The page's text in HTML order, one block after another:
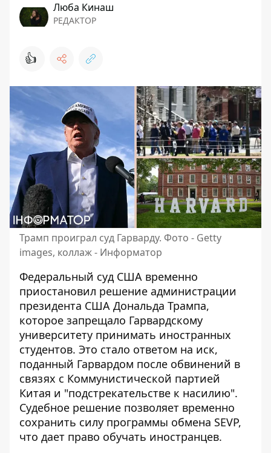
Люба Кинаш
РЕДАКТОР
👍
Трамп проиграл суд Гарварду. Фото - Getty
images, коллаж - Информатор
Федеральный суд США временно
приостановил решение администрации
президента США Дональда Трампа,
которое запрещало Гарвардскому
университету принимать иностранных
студентов. Это стало ответом на иск,
поданный Гарвардом после обвинений в
связях с Коммунистической партией
Китая и "подстрекательстве к насилию".
Судебное решение позволяет временно
сохранить силу программы обмена SEVP,
что дает право обучать иностранцев.